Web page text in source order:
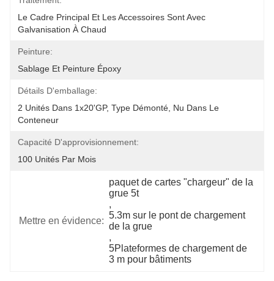
Le Cadre Principal Et Les Accessoires Sont Avec
Galvanisation À Chaud
Peinture:
Sablage Et Peinture Époxy
Détails D'emballage:
2 Unités Dans 1x20'GP, Type Démonté, Nu Dans Le
Conteneur
Capacité D'approvisionnement:
100 Unités Par Mois
Mettre en évidence:
paquet de cartes "chargeur" de la
grue 5t
,
5.3m sur le pont de chargement
de la grue
,
5Plateformes de chargement de
3 m pour bâtiments